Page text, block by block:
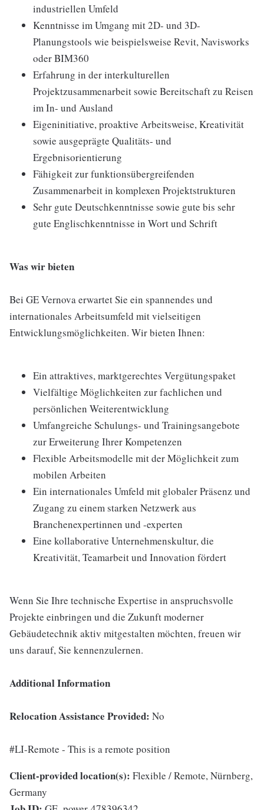
industriellen Umfeld
Kenntnisse im Umgang mit 2D- und 3D-
Planungstools wie beispielsweise Revit, Navisworks
oder BIM360
Erfahrung in der interkulturellen
Projektzusammenarbeit sowie Bereitschaft zu Reisen
im In- und Ausland
Eigeninitiative, proaktive Arbeitsweise, Kreativität
sowie ausgeprägte Qualitäts- und
Ergebnisorientierung
Fähigkeit zur funktionsübergreifenden
Zusammenarbeit in komplexen Projektstrukturen
Sehr gute Deutschkenntnisse sowie gute bis sehr
gute Englischkenntnisse in Wort und Schrift
Was wir bieten
Bei GE Vernova erwartet Sie ein spannendes und
internationales Arbeitsumfeld mit vielseitigen
Entwicklungsmöglichkeiten. Wir bieten Ihnen:
Ein attraktives, marktgerechtes Vergütungspaket
Vielfältige Möglichkeiten zur fachlichen und
persönlichen Weiterentwicklung
Umfangreiche Schulungs- und Trainingsangebote
zur Erweiterung Ihrer Kompetenzen
Flexible Arbeitsmodelle mit der Möglichkeit zum
mobilen Arbeiten
Ein internationales Umfeld mit globaler Präsenz und
Zugang zu einem starken Netzwerk aus
Branchenexpertinnen und -experten
Eine kollaborative Unternehmenskultur, die
Kreativität, Teamarbeit und Innovation fördert
Wenn Sie Ihre technische Expertise in anspruchsvolle
Projekte einbringen und die Zukunft moderner
Gebäudetechnik aktiv mitgestalten möchten, freuen wir
uns darauf, Sie kennenzulernen.
Additional Information
Relocation Assistance Provided: No
#LI-Remote - This is a remote position
Client-provided location(s): Flexible / Remote, Nürnberg,
Germany